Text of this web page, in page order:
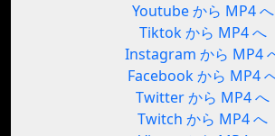
Youtube から MP4 へ
Tiktok から MP4 へ
Instagram から MP4
Facebook から MP4
Twitter から MP4 へ
Twitch から MP4 へ